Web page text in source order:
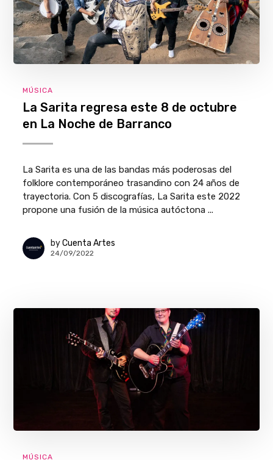
MÚSICA
La Sarita regresa este 8 de octubre
en La Noche de Barranco
La Sarita es una de las bandas más poderosas del
folklore contemporáneo trasandino con 24 años de
trayectoria. Con 5 discografías, La Sarita este 2022
propone una fusión de la música autóctona ...
by Cuenta Artes
24/09/2022
MÚSICA